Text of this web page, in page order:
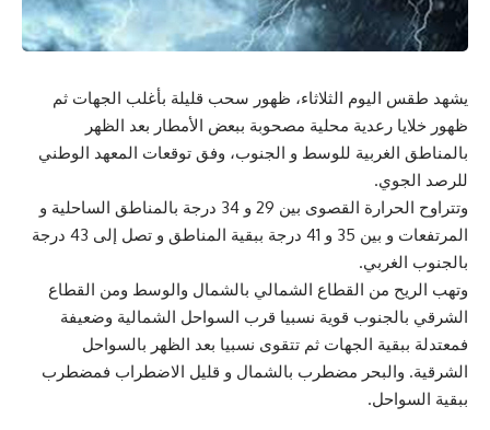
يشهد طقس اليوم الثلاثاء، ظهور سحب قليلة بأغلب الجهات ثم
ظهور خلايا رعدية محلية مصحوبة ببعض الأمطار بعد الظهر
بالمناطق الغربية للوسط و الجنوب، وفق توقعات المعهد الوطني
للرصد الجوي.
وتتراوح الحرارة القصوى بين 29 و 34 درجة بالمناطق الساحلية و
المرتفعات و بين 35 و 41 درجة ببقية المناطق و تصل إلى 43 درجة
بالجنوب الغربي.
وتهب الريح من القطاع الشمالي بالشمال والوسط ومن القطاع
الشرقي بالجنوب قوية نسبيا قرب السواحل الشمالية وضعيفة
فمعتدلة ببقية الجهات ثم تتقوى نسبيا بعد الظهر بالسواحل
الشرقية. والبحر مضطرب بالشمال و قليل الاضطراب فمضطرب
ببقية السواحل.